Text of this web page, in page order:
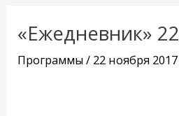
«Ежедневник»
Программы/ 22 ноября 2017
записям